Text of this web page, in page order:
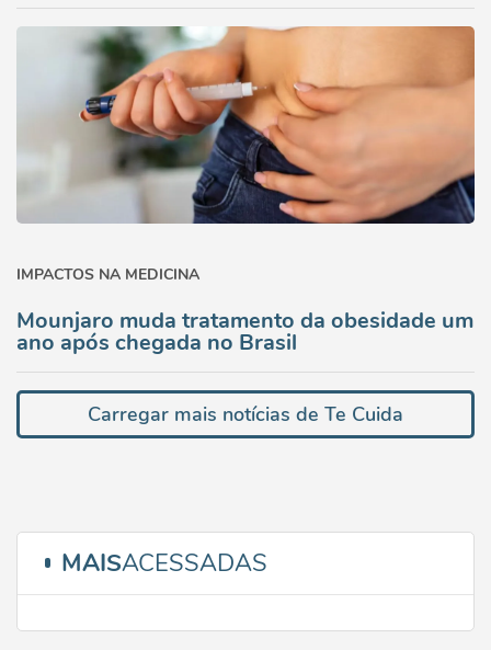
IMPACTOS NA MEDICINA
Mounjaro muda tratamento da obesidade um
ano após chegada no Brasil
Carregar mais notícias de Te Cuida
MAISACESSADAS